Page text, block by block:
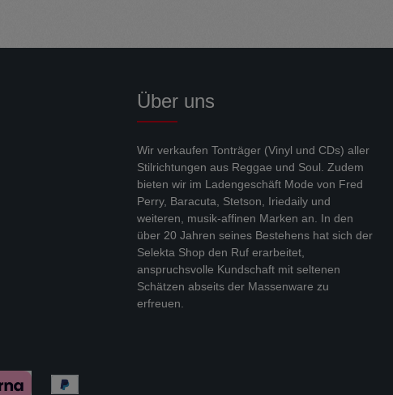
Über uns
Wir verkaufen Tonträger (Vinyl und CDs) aller
Stilrichtungen aus Reggae und Soul. Zudem
bieten wir im Ladengeschäft Mode von Fred
Perry, Baracuta, Stetson, Iriedaily und
weiteren, musik-affinen Marken an. In den
über 20 Jahren seines Bestehens hat sich der
Selekta Shop den Ruf erarbeitet,
anspruchsvolle Kundschaft mit seltenen
Schätzen abseits der Massenware zu
erfreuen.